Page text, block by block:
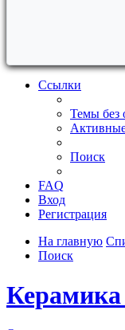
Ссылки
Темы без
Поиск
FAQ
Вход
Регистрация
На главную
Поиск
Керамика